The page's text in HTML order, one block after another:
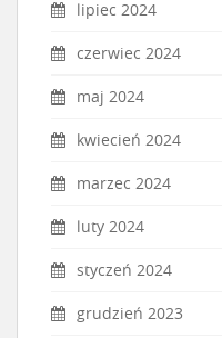
lipiec 2024
czerwiec 2024
maj 2024
kwiecień 2024
marzec 2024
luty 2024
styczeń 2024
grudzień 2023